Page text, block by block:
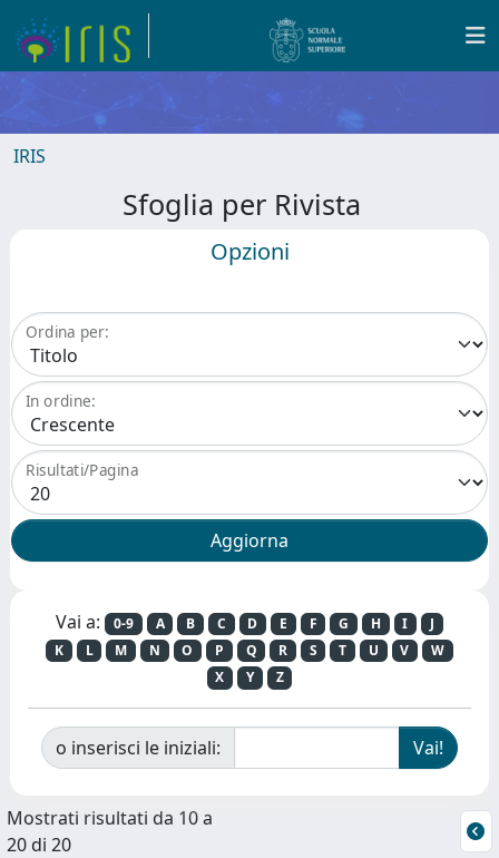
IRIS
Sfoglia per Rivista
Opzioni
Ordina per:
In ordine:
Risultati/Pagina
Vai a: 0-9 A B C D E F G H I
J
K
L M N O P Q R S T U V
W
X
Y Z
o inserisci le iniziali:
Mostrati risultati da 10 a
20 di 20